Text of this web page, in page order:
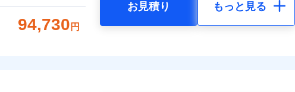
94,730 円
お見積り もっと見る